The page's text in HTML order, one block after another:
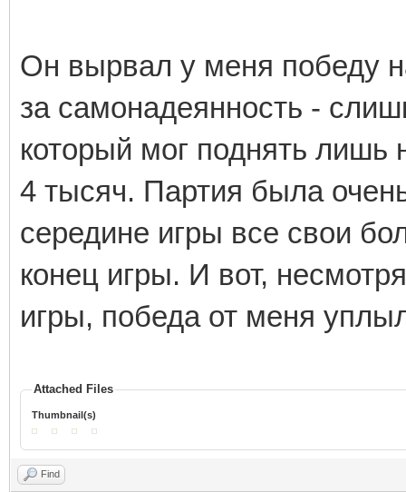
Он вырвал у меня победу
за самонадеянность -
который мог поднять лишь
4 тысяч. Партия была
середине игры все свои
конец игры. И вот,
игры, победа от меня
Attached Files
Thumbnail(s)
Find